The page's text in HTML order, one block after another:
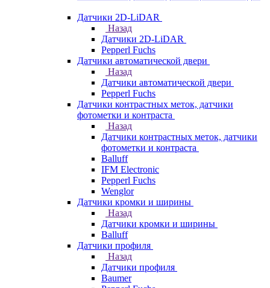
Датчики 2D-LiDAR
Назад
Датчики 2D-LiDAR
Pepperl Fuchs
Датчики автоматической двери
Назад
Датчики автоматической двери
Pepperl Fuchs
Датчики контрастных меток, датчики
фотометки и контраста
Назад
Датчики контрастных меток, датчики
фотометки и контраста
Balluff
IFM Electronic
Pepperl Fuchs
Wenglor
Датчики кромки и ширины
Назад
Датчики кромки и ширины
Balluff
Датчики профиля
Назад
Датчики профиля
Baumer